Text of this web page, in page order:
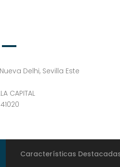
Delhi, Sevilla Este
CAPITAL
41020
Características